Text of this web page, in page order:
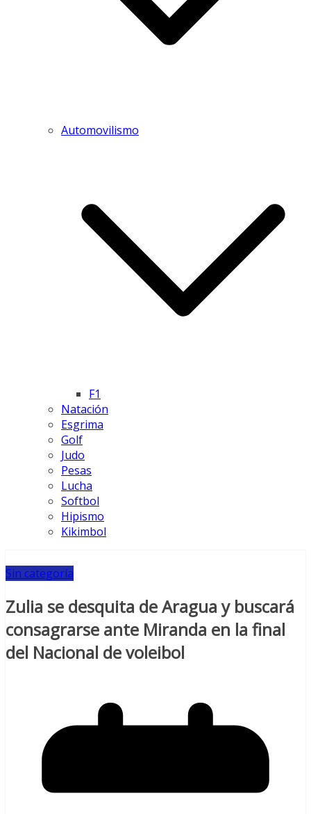
Automovilismo
F1
Natación
Esgrima
Golf
Judo
Pesas
Lucha
Softbol
Hipismo
Kikimbol
Sin categoría
Zulia se desquita de Aragua y buscará
consagrarse ante Miranda en la final
del Nacional de voleibol